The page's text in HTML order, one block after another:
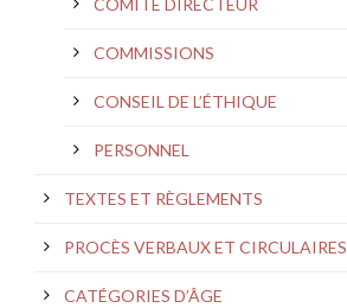
COMITÉ DIRECTEUR
COMMISSIONS
CONSEIL DE L’ÉTHIQUE
PERSONNEL
TEXTES ET RÈGLEMENTS
PROCÈS VERBAUX ET CIRCULAIRES
CATÉGORIES D’ÂGE